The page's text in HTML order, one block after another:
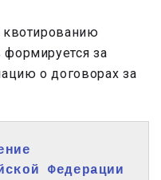
квотированию
формируется за
о договорах за
Федерации